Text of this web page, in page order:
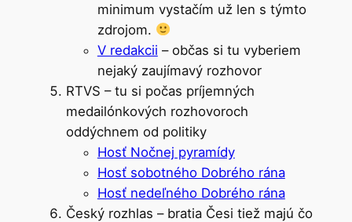
minimum vystačím už len s týmto
zdrojom.
V redakcii – občas si tu vyberiem
nejaký zaujímavý rozhovor
RTVS – tu si počas príjemných
medailónkových rozhovoroch
oddýchnem od politiky
Hosť Nočnej pyramídy
Hosť sobotného Dobrého rána
Hosť nedeľného Dobrého rána
Český rozhlas – bratia Česi tiež majú čo